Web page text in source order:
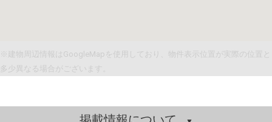
※建物周辺情報はGoogleMapを使用しており、物件表示位置が実際の位置と
多少異なる場合がございます。